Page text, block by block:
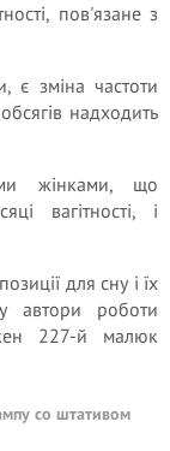
пов'язане з
є зміна частоти
надходить
жінками, що
вагітності, і
для сну і їх
автори роботи
227-й малюк
со штативом